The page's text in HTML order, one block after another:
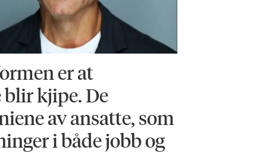
er at
kjipe. De
av ansatte, som
i både jobb og